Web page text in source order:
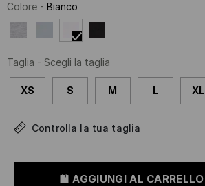
Colore - Bianco
Taglia - Scegli la taglia
XS S M L XL
Controlla la tua taglia
AGGIUNGI AL CARRELLO